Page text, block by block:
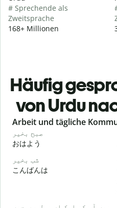
# Sprechende als
Zweitsprache
168+ Millionen
Häufig
von Urdu
Slide 1 of 6
Arbeit und tägliche
صبح بخیر
おはよう
شب بخیر
こんばんは